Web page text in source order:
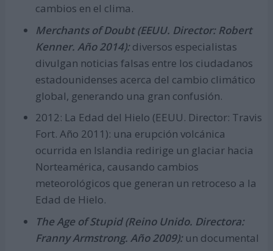
cambios en el clima.
Merchants of Doubt (EEUU. Director: Robert
Kenner. Año 2014):diversos especialistas
divulgan noticias falsas entre los ciudadanos
estadounidenses acerca del cambio climático
global, generando una gran confusión.
2012: La Edad del Hielo (EEUU. Director: Travis
Fort. Año 2011): una erupción volcánica
ocurrida en Islandia redirige un glaciar hacia
Norteamérica, causando cambios
meteorológicos que generan un retroceso a la
Edad de Hielo.
The Age of Stupid (Reino Unido. Directora:
Franny Armstrong. Año 2009): un documental